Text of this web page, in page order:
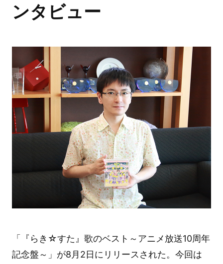
ンタビュー
「『らき☆すた』歌のベスト～アニメ放送10周年
記念盤～」が8月2日にリリースされた。今回は